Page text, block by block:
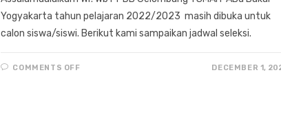
Yogyakarta tahun pelajaran 2022/2023 masih dibuka untuk
calon siswa/siswi. Berikut kami sampaikan jadwal seleksi.
COMMENTS OFFON DECEMBER 1,